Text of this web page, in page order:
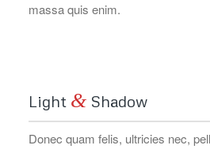
massa quis enim.
Light &Shadow
Donec quam felis, ultricies nec,